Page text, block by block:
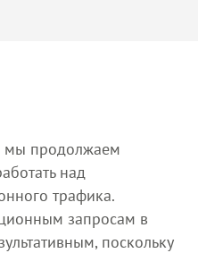
мы продолжаем
над
трафика.
запросам в
поскольку